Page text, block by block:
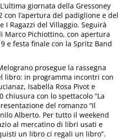
giornata della Gressoney
l’apertura del padiglione e del
I Ragazzi del Villaggio. Seguirà
Marco Pichiottino, con apertura
e festa finale con la Spritz Band
prosegue la rassegna
libro: in programma incontri con
Isabella Rosa Pivot e
chiusura con lo spettacolo “La
del romanzo “Il
Alberto. Per tutto il weekend
al mercatino di libri usati e
un libro ci regali un libro”.